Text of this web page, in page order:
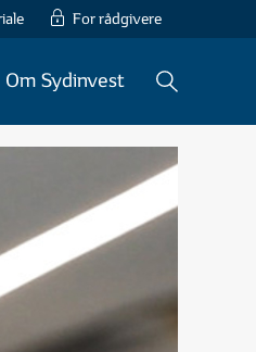
For rådgivere
Om Sydinvest